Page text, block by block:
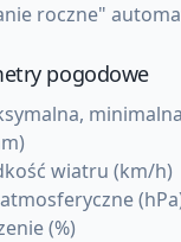
roczne"
pogodowe
wiatru (km/h)
(%)